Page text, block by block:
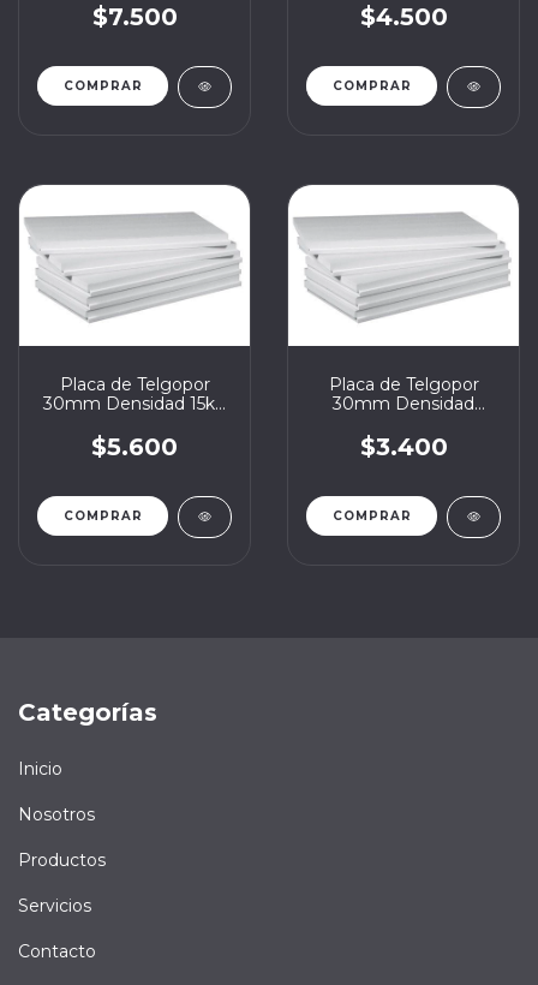
$7.500 $4.500
Placa de Telgopor
30mm Densidad 15kg
$5.600
Placa de Telgopor
30mm Densidad
$3.400
Categorías
Inicio
Nosotros
Productos
Servicios
Contacto